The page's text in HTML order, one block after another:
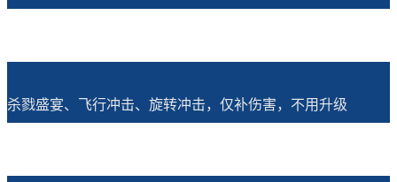
杀戮盛宴、飞行冲击、旋转冲击，仅补伤害，不用升级